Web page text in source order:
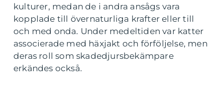
kulturer, medan de i andra ansågs vara
kopplade till övernaturliga krafter eller till
och med onda. Under medeltiden var katter
associerade med häxjakt och förföljelse, men
deras roll som skadedjursbekämpare
erkändes också.